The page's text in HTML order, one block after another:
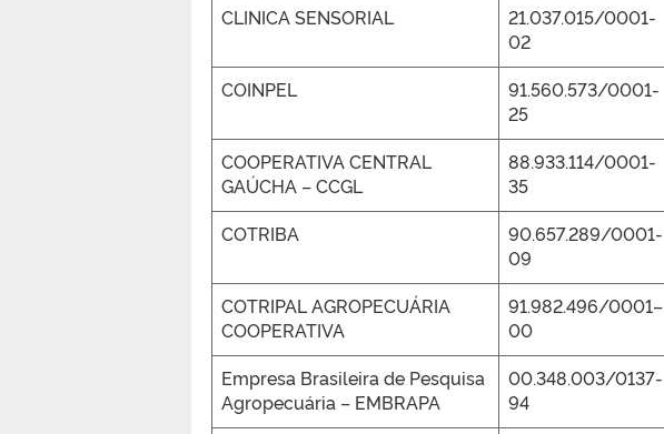
CLINICA SENSORIAL
21.037.015/0001-
02
COINPEL
91.560.573/0001-
25
COOPERATIVA CENTRAL
GAÚCHA – CCGL
88.933.114/0001-
35
COTRIBA
90.657.289/0001-
09
COTRIPAL AGROPECUÁRIA
COOPERATIVA
91.982.496/0001–
00
Empresa Brasileira de Pesquisa
Agropecuária – EMBRAPA
00.348.003/0137-
94